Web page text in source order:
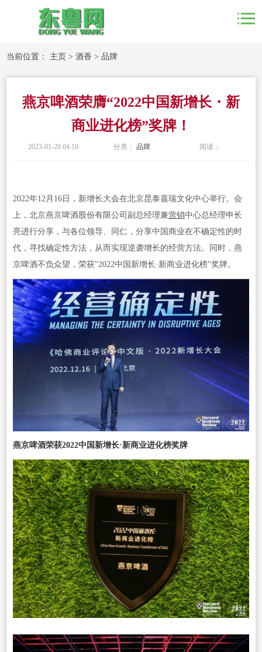
当前位置： 主页 >酒香 >品牌
燕京啤酒荣膺“2022中国新增长・新
商业进化榜”奖牌！
2023-01-20 04:10 分类：品牌 阅读：
2022年12月16日，新增长大会在北京昆泰嘉瑞文化中心举行。会
上，北京燕京啤酒股份有限公司副总经理兼营销中心总经理申长
亮进行分享，与各位领导、同仁，分享中国商业在不确定性的时
代，寻找确定性方法，从而实现逆袭增长的经营方法。同时，燕
京啤酒不负众望，荣获"2022中国新增长·新商业进化榜"奖牌。
燕京啤酒荣获2022中国新增长·新商业进化榜奖牌